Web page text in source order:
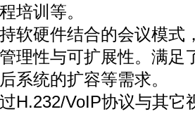
培训等。
软硬件结合的会议模式
理性与可扩展性。满足
系统的扩容等需求。
H.232/VoIP协议与其它